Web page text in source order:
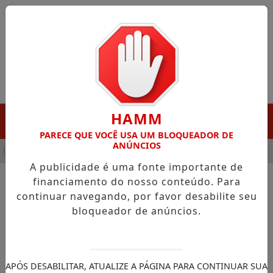
DESTAQUE EM PORTO GRANDE COM ATUAÇÃO VOLTADA
NOTÍCIAS/EDUCAÇÃO
Fies: convocação para vagas
Ação beneficia, preferencialmente,
HAMM
PARECE QUE VOCÊ USA UM BLOQUEADOR DE
ANÚNCIOS
A publicidade é uma fonte importante de
financiamento do nosso conteúdo. Para
continuar navegando, por favor desabilite seu
bloqueador de anúncios.
APÓS DESABILITAR, ATUALIZE A PÁGINA PARA CONTINUAR SUA